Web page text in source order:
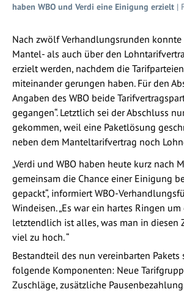
haben WBO und Verdi eine Einigung erzielt |
Nach zwölf Verhandlungsrunden
Mantel- als auch über den
erzielt werden, nachdem die
miteinander gerungen haben. Für den
Angaben des WBO beide
gegangen“. Letztlich sei der Abschluss
gekommen, weil eine Paketlösung
neben dem Manteltarifvertrag noch
„Verdi und WBO haben heute kurz nach
gemeinsam die Chance einer Einigung
gepackt“, informiert WBO-
Windeisen. „Es war ein hartes Ringen
letztendlich ist alles, was man in diesen
viel zu hoch. “
Bestandteil des nun vereinbarten
folgende Komponenten: Neue
Zuschläge, zusätzliche